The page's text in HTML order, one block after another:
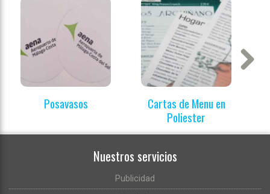
Posavasos Cartas de Menu en
Poliester
Nuestros servicios
Publicidad